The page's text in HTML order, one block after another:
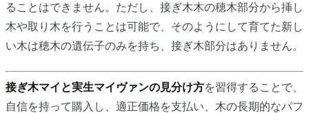
ることはできません。ただし、接ぎ木木の穂木部分から挿し
木や取り木を行うことは可能で、そのようにして育てた新し
い木は穂木の遺伝子のみを持ち、接ぎ木部分はありません。
接ぎ木マイと実生マイヴァンの見分け方を習得することで、
自信を持って購入し、適正価格を支払い、木の長期的なパフ